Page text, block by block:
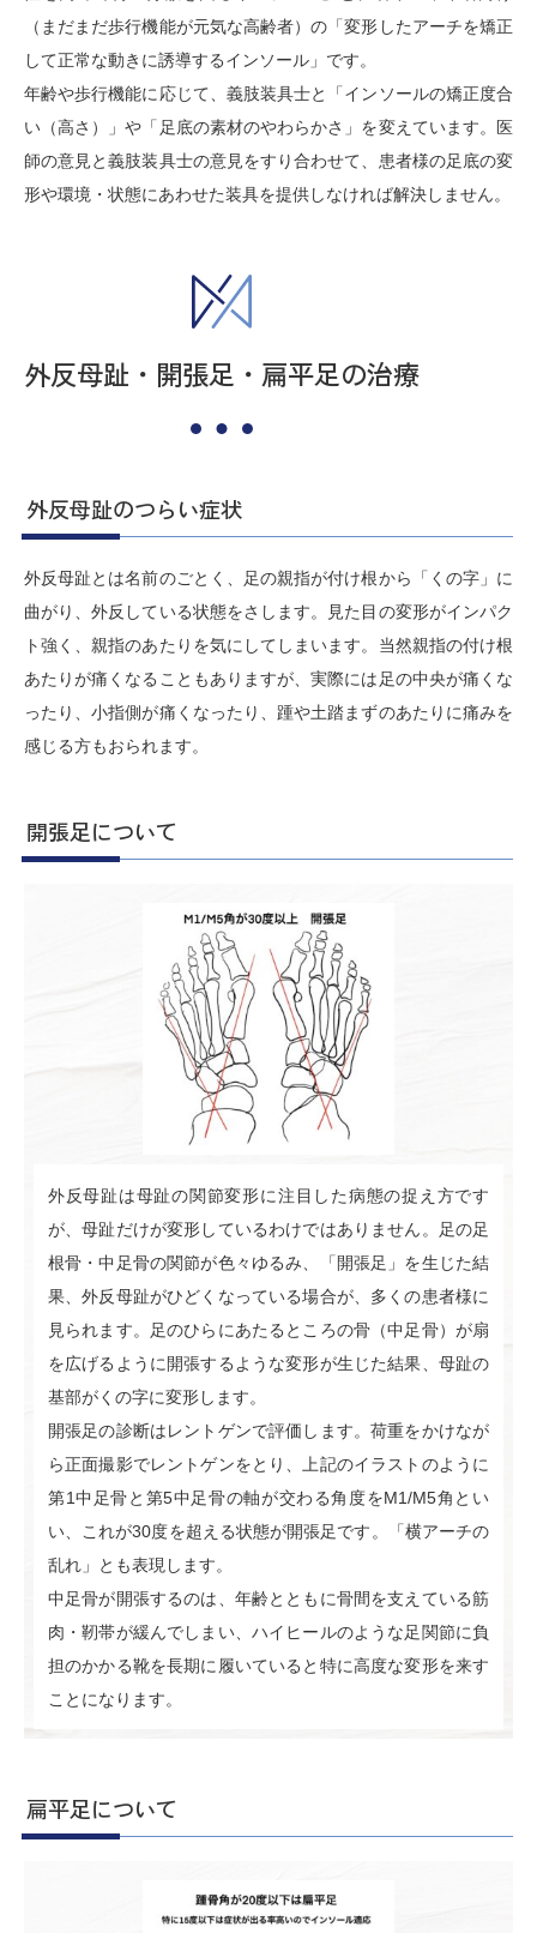
（まだまだ歩行機能が元気な高齢者）の「変形したアーチを矯正
して正常な動きに誘導するインソール」です。
年齢や歩行機能に応じて、義肢装具士と「インソールの矯正度合
い（高さ）」や「足底の素材のやわらかさ」を変えています。医
師の意見と義肢装具士の意見をすり合わせて、患者様の足底の変
形や環境・状態にあわせた装具を提供しなければ解決しません。
外反母趾・開張足・扁平足の治療
外反母趾のつらい症状
外反母趾とは名前のごとく、足の親指が付け根から「くの字」に
曲がり、外反している状態をさします。見た目の変形がインパク
ト強く、親指のあたりを気にしてしまいます。当然親指の付け根
あたりが痛くなることもありますが、実際には足の中央が痛くな
ったり、小指側が痛くなったり、踵や土踏まずのあたりに痛みを
感じる方もおられます。
開張足について
外反母趾は母趾の関節変形に注目した病態の捉え方です
が、母趾だけが変形しているわけではありません。足の足
根骨・中足骨の関節が色々ゆるみ、「開張足」を生じた結
果、外反母趾がひどくなっている場合が、多くの患者様に
見られます。足のひらにあたるところの骨（中足骨）が扇
を広げるように開張するような変形が生じた結果、母趾の
基部がくの字に変形します。
開張足の診断はレントゲンで評価します。荷重をかけなが
ら正面撮影でレントゲンをとり、上記のイラストのように
第1中足骨と第5中足骨の軸が交わる角度をM1/M5角とい
い、これが30度を超える状態が開張足です。「横アーチの
乱れ」とも表現します。
中足骨が開張するのは、年齢とともに骨間を支えている筋
肉・靭帯が緩んでしまい、ハイヒールのような足関節に負
担のかかる靴を長期に履いていると特に高度な変形を来す
ことになります。
扁平足について